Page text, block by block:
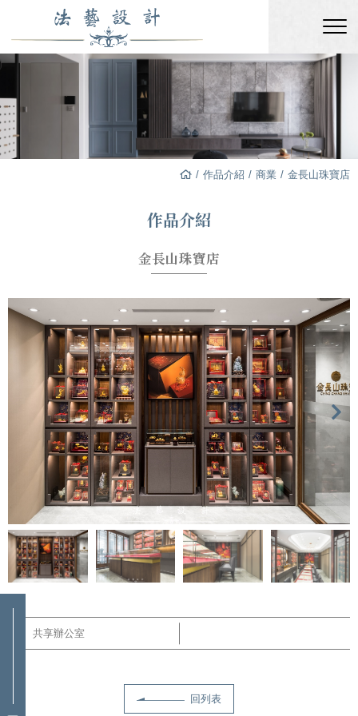
作品介紹 商業 金長山珠寶店
作品介紹
金長山珠寶店
共享辦公室
回列表